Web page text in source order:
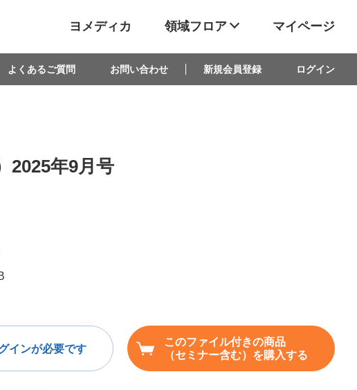
ヨメディカ 領域フロア マイページ
よくあるご質問 お問い合わせ 新規会員登録 ログイン
2025年9月号
インが必要です
このファイル付きの商品
（セミナー含む）を購入する